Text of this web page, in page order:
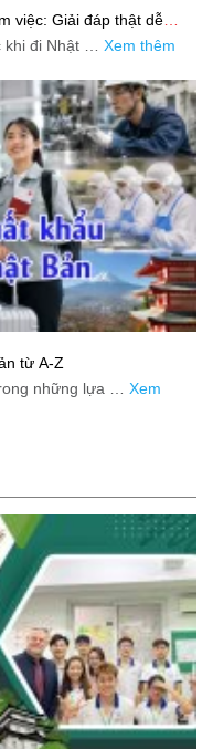
việc: Giải đáp thật dễ
khi đi Nhật … Xem thêm
từ A-Z
những lựa … Xem